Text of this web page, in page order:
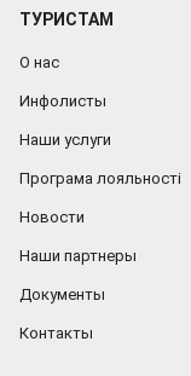
ТУРИСТАМ
О нас
Инфолисты
Наши услуги
Програма лояльності
Новости
Наши партнеры
Документы
Контакты